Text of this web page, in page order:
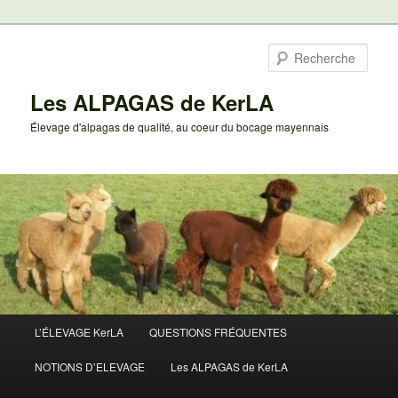
Les ALPAGAS de KerLA
Élevage d'alpagas de qualité, au coeur du bocage mayennais
principal
L’ÉLEVAGE KerLA QUESTIONS FRÉQUENTES
NOTIONS D’ELEVAGE Les ALPAGAS de KerLA